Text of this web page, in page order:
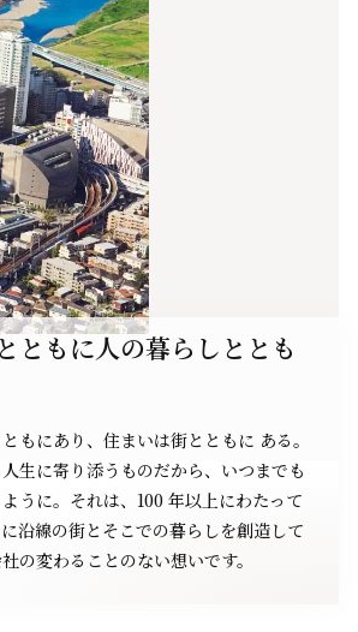
ともに人の暮らしととも
もにあり、住まいは街とともに ある。
生に寄り添うものだから、いつまでも
うに。それは、100 年以上にわたって
沿線の街とそこでの暮らしを創造して
の変わることのない想いです。